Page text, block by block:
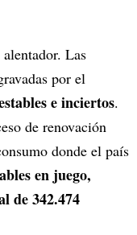
Las
por el
e inciertos.
de renovación
donde el país
en juego,
de 342.474